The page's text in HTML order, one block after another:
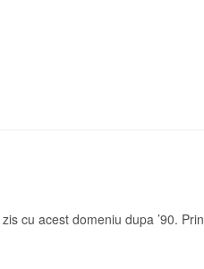
cu acest domeniu dupa ’90. Prin